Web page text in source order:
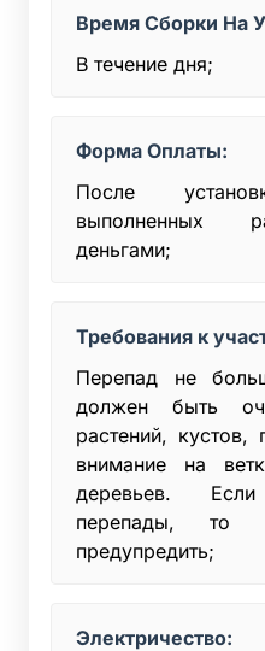
Время Сборки На
В течение дня;
Форма Оплаты:
После
выполненных
деньгами;
Требования к
Перепад не
должен быть
растений,
внимание на
деревьев.
перепады,
предупредить;
Электричество: